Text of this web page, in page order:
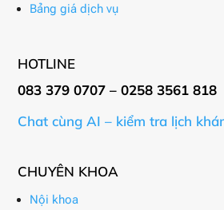
Bảng giá dịch vụ
HOTLINE
083 379 0707 – 0258 3561 818
Chat cùng AI – kiểm tra lịch
CHUYÊN KHOA
Nội khoa